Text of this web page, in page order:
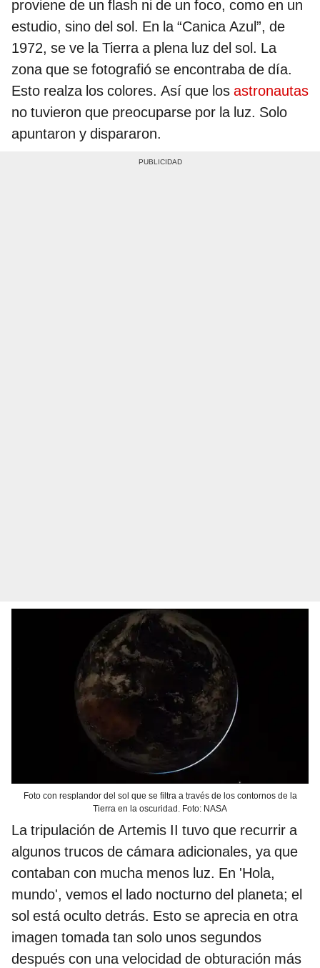
proviene de un flash ni de un foco, como en un
estudio, sino del sol. En la “Canica Azul”, de
1972, se ve la Tierra a plena luz del sol. La
zona que se fotografió se encontraba de día.
Esto realza los colores. Así que los astronautas
no tuvieron que preocuparse por la luz. Solo
apuntaron y dispararon.
Foto con resplandor del sol que se filtra a través de los contornos de la
Tierra en la oscuridad. Foto: NASA
La tripulación de Artemis II tuvo que recurrir a
algunos trucos de cámara adicionales, ya que
contaban con mucha menos luz. En 'Hola,
mundo', vemos el lado nocturno del planeta; el
sol está oculto detrás. Esto se aprecia en otra
imagen tomada tan solo unos segundos
después con una velocidad de obturación más